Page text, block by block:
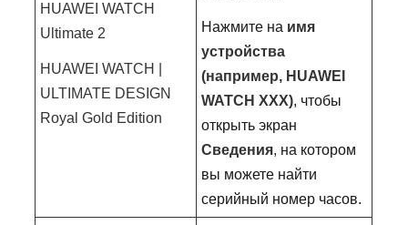
HUAWEI WATCH
Ultimate 2
HUAWEI WATCH |
ULTIMATE DESIGN
Royal Gold Edition
Нажмите на имя
устройства
(например, HUAWEI
WATCH XXX), чтобы
открыть экран
Сведения, на котором
вы можете найти
серийный номер часов.